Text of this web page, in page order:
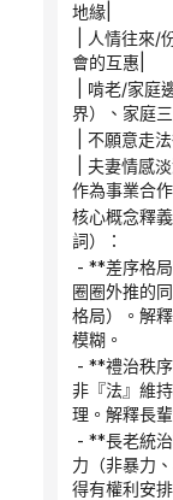
地緣|
會的互惠|
界）、家庭三
| 不願意走
作為事業合作|
核心概念釋
詞）：
圈圈外推的
格局）。解
模糊。
非『法』維
理。解釋長
力（非暴力
得有權利安